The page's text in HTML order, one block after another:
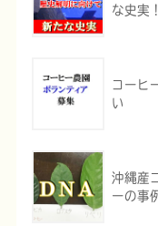
な史実！
コーヒ
い
沖縄産
ーの事